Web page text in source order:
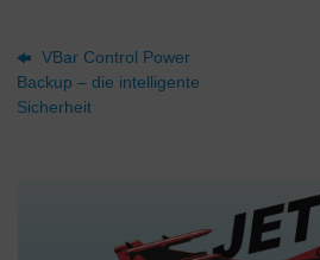
VBar Control Power
Backup – die intelligente
Sicherheit